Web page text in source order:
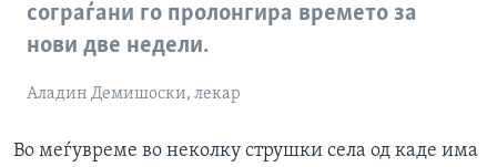
сограѓани го пролонгира времето за
нови две недели.
Аладин Демишоски, лекар
Во меѓувреме во неколку струшки села од каде има